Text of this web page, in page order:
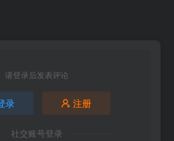
请登录后发表评论
录 注册
社交账号登录